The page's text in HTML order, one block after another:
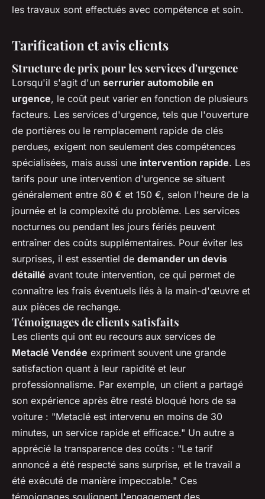
les travaux sont effectués avec compétence et soin.
Tarification et avis clients
Structure de prix pour les services d'urgence
Lorsqu'il s'agit d'un serrurier automobile en
urgence, le coût peut varier en fonction de plusieurs
facteurs. Les services d'urgence, tels que l'ouverture
de portières ou le remplacement rapide de clés
perdues, exigent non seulement des compétences
spécialisées, mais aussi une intervention rapide. Les
tarifs pour une intervention d'urgence se situent
généralement entre 80 € et 150 €, selon l'heure de la
journée et la complexité du problème. Les services
nocturnes ou pendant les jours fériés peuvent
entraîner des coûts supplémentaires. Pour éviter les
surprises, il est essentiel de demander un devis
détaillé avant toute intervention, ce qui permet de
connaître les frais éventuels liés à la main-d'œuvre et
aux pièces de rechange.
Témoignages de clients satisfaits
Les clients qui ont eu recours aux services de
Metaclé Vendée expriment souvent une grande
satisfaction quant à leur rapidité et leur
professionnalisme. Par exemple, un client a partagé
son expérience après être resté bloqué hors de sa
voiture : "Metaclé est intervenu en moins de 30
minutes, un service rapide et efficace." Un autre a
apprécié la transparence des coûts : "Le tarif
annoncé a été respecté sans surprise, et le travail a
été exécuté de manière impeccable." Ces
témoignages soulignent l'engagement des